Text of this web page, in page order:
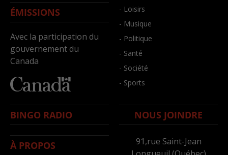
ÉMISSIONS
Avec la participation du
gouvernement du
Canada
- Loisirs
- Musique
- Politique
- Santé
- Société
- Sports
BINGO RADIO
À PROPOS
NOUS JOINDRE
91,rue Saint-Jean